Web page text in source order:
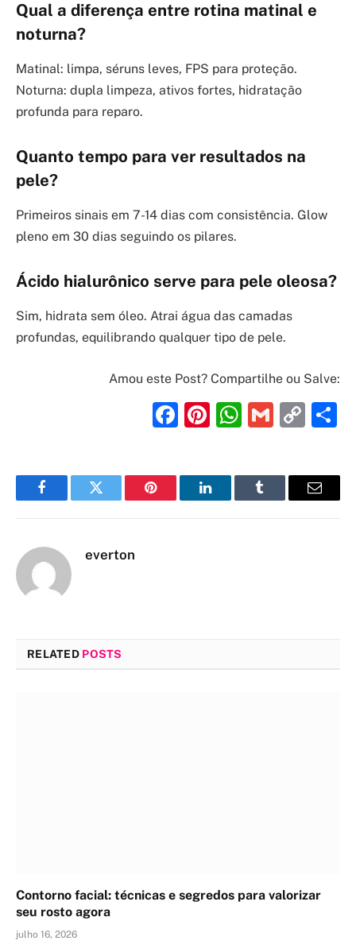
Qual a diferença entre rotina matinal e
noturna?
Matinal: limpa, séruns leves, FPS para proteção.
Noturna: dupla limpeza, ativos fortes, hidratação
profunda para reparo.
Quanto tempo para ver resultados na
pele?
Primeiros sinais em 7-14 dias com consistência. Glow
pleno em 30 dias seguindo os pilares.
Ácido hialurônico serve para pele oleosa?
Sim, hidrata sem óleo. Atrai água das camadas
profundas, equilibrando qualquer tipo de pele.
Amou este Post? Compartilhe ou Salve:
Facebook
Pinterest
Gmail
FacebookTwitter Pinterest LinkedInTumblr Email
everton
RELATED POSTS
Contorno facial: técnicas e segredos para valorizar
seu rosto agora
julho 16, 2026